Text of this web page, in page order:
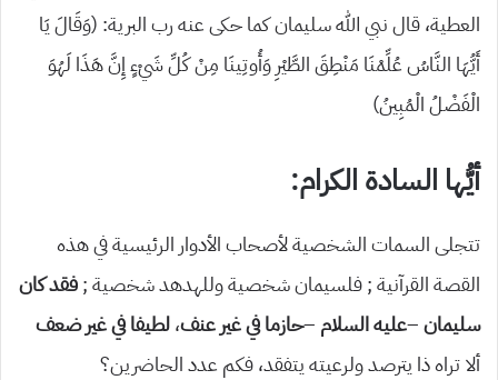
العطية، قال نبي الله سليمان كما حكى عنه رب البرية: (وَقَالَ يَا
أَيُّهَا النَّاسُ عُلِّمْنَا مَنْطِقَ الطَّيْرِ وَأُوتِينَا مِنْ كُلِّ شَيْءٍ إِنَّ هَذَا لَهُوَ
الْفَضْلُ الْمُبِينُ)
أيُّها السادة الكرام:
تتجلى السمات الشخصية لأصحاب الأدوار الرئيسية في هذه
القصة القرآنية ; فلسيمان شخصية وللهدهد شخصية ;فقدكان
سليمان–عليهالسلام –حازمافيغير عنف،لطيفافي غير ضعف
ألا تراه ذا يترصد ولرعيته يتفقد، فكم عدد الحاضرين؟